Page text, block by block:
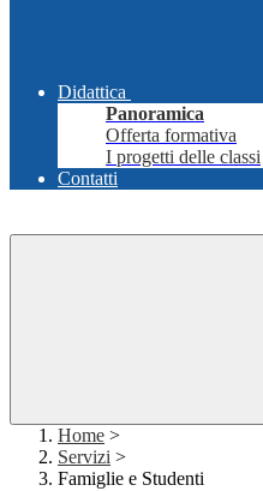
Didattica
Panoramica
Offerta formativa
I progetti delle classi
Contatti
Home >
Servizi >
Famiglie e Studenti